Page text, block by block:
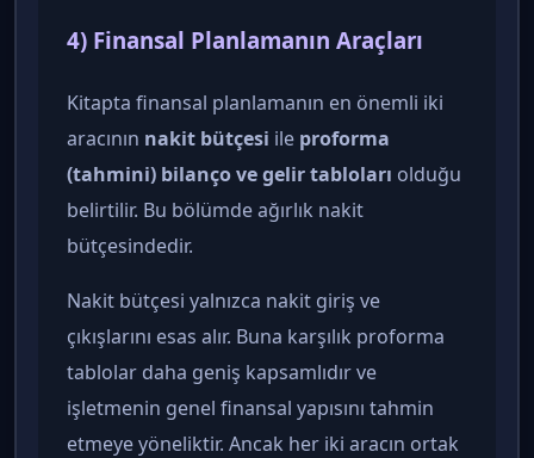
4) Finansal Planlamanın Araçları
Kitapta finansal planlamanın en önemli iki
aracının nakit bütçesi ile proforma
(tahmini) bilanço ve gelir tabloları olduğu
belirtilir. Bu bölümde ağırlık nakit
bütçesindedir.
Nakit bütçesi yalnızca nakit giriş ve
çıkışlarını esas alır. Buna karşılık proforma
tablolar daha geniş kapsamlıdır ve
işletmenin genel finansal yapısını tahmin
etmeye yöneliktir. Ancak her iki aracın ortak